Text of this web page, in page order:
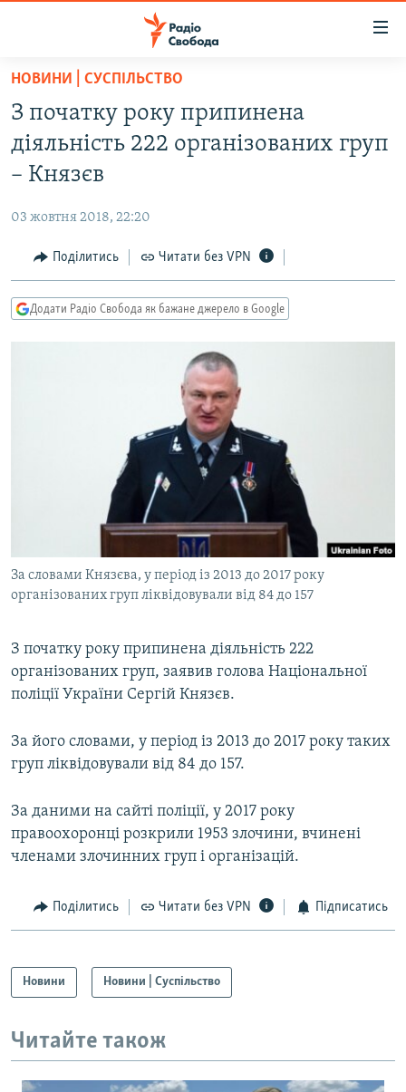
Перейти
основного
матеріалу
Перейти
основної
Перейти
до
пошуку
ВСЕ ЗА ДОБУ
СТАТТІ
СУСПІЛЬСТВО
РОСІЙСЬКА «ФІЛЬТРАЦІЯ»
ДОНБАС.РЕАЛІЇ
ТИ ЯК?
СПЕЦПРОЄКТИ
КРИМ РЕАЛІЇ
РУС
КТАТ
ДОЛУЧАЙСЯ!
Усі сайти RFE/RL
НОВИНИ | СУСПІЛЬСТВО
З початку року припинена
діяльність 222 організованих груп
– Князєв
03 жовтня 2018, 22:20
Поділитись Читати без VPN
Додати Радіо Свобода як бажане джерело в Google
За словами Князєва, у період із 2013 до 2017 року
організованих груп ліквідовували від 84 до 157
З початку року припинена діяльність 222
організованих груп, заявив голова Національної
поліції України Сергій Князєв.
За його словами, у період із 2013 до 2017 року таких
груп ліквідовували від 84 до 157.
За даними на сайті поліції, у 2017 року
правоохоронці розкрили 1953 злочини, вчинені
членами злочинних груп і організацій.
Поділитись Читати без VPN Підписатись
Новини Новини | Суспільство
Читайте також